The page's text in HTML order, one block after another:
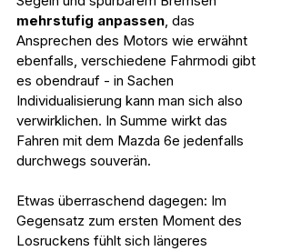
mehrstufig anpassen, das
Ansprechen des Motors wie erwähnt
ebenfalls, verschiedene Fahrmodi gibt
es obendrauf - in Sachen
Individualisierung kann man sich also
verwirklichen. In Summe wirkt das
Fahren mit dem Mazda 6e jedenfalls
durchwegs souverän.
Etwas überraschend dagegen: Im
Gegensatz zum ersten Moment des
Losruckens fühlt sich längeres